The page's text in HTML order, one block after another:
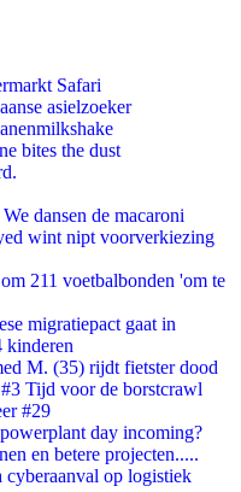
Safari
asielzoeker
bites the dust
dansen de macaroni
wint nipt voorverkiezing
211 voetbalbonden 'om te
migratiepact gaat in
kinderen
M. (35) rijdt fietster dood
Tijd voor de borstcrawl
#29
day incoming?
en betere projecten.....
op logistiek